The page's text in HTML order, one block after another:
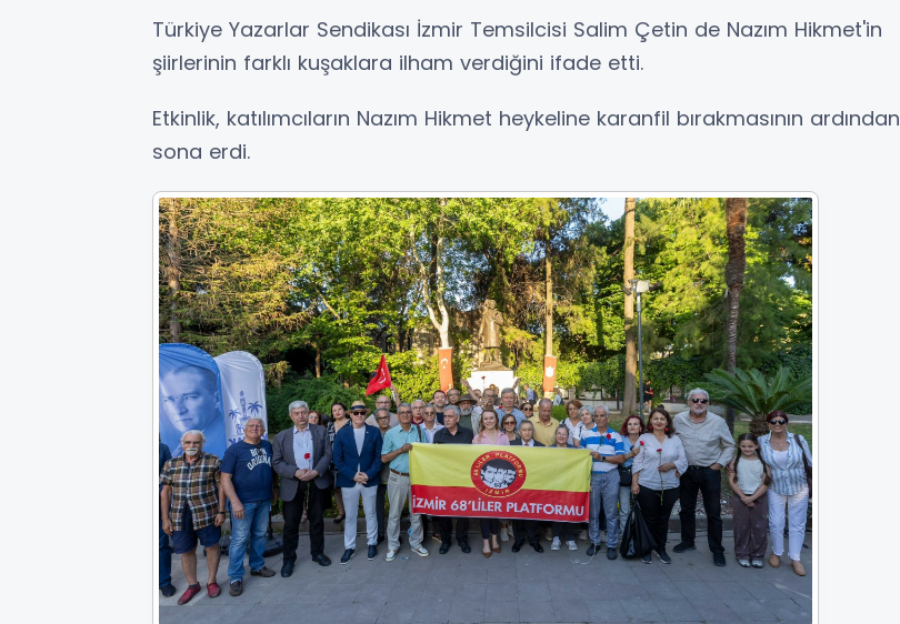
Türkiye Yazarlar Sendikası İzmir Temsilcisi Salim Çetin de Nazım Hikmet'in
şiirlerinin farklı kuşaklara ilham verdiğini ifade etti.
Etkinlik, katılımcıların Nazım Hikmet heykeline karanfil bırakmasının ardından
sona erdi.